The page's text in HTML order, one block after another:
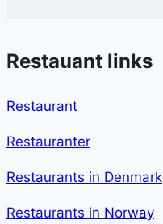
Restauant links
Restaurant
Restauranter
Restaurants in Denmark
Restaurants in Norway